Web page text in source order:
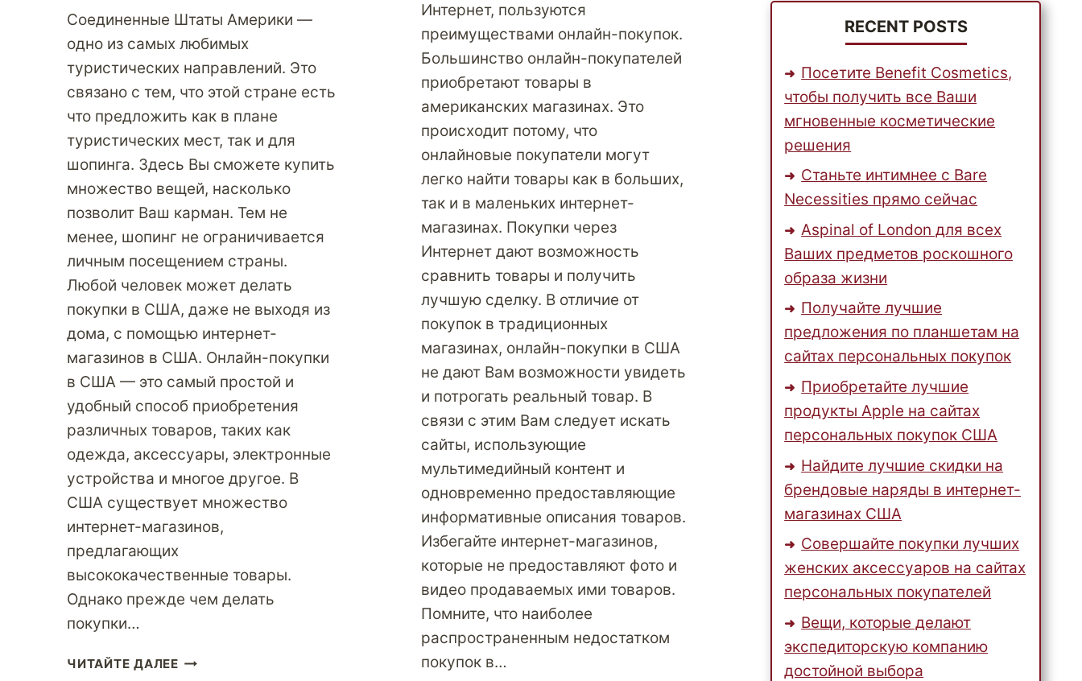
Соединенные Штаты Америки —
одно из самых любимых
туристических направлений. Это
связано с тем, что этой стране есть
что предложить как в плане
туристических мест, так и для
шопинга. Здесь Вы сможете купить
множество вещей, насколько
позволит Ваш карман. Тем не
менее, шопинг не ограничивается
личным посещением страны.
Любой человек может делать
покупки в США, даже не выходя из
дома, с помощью интернет-
магазинов в США. Онлайн-покупки
в США — это самый простой и
удобный способ приобретения
различных товаров, таких как
одежда, аксессуары, электронные
устройства и многое другое. В
США существует множество
интернет-магазинов,
предлагающих
высококачественные товары.
Однако прежде чем делать
покупки…
ЧИТАЙТЕ ДАЛЕЕОНЛАЙН-
Интернет, пользуются
преимуществами онлайн-покупок.
Большинство онлайн-покупателей
приобретают товары в
американских магазинах. Это
происходит потому, что
онлайновые покупатели могут
легко найти товары как в больших,
так и в маленьких интернет-
магазинах. Покупки через
Интернет дают возможность
сравнить товары и получить
лучшую сделку. В отличие от
покупок в традиционных
магазинах, онлайн-покупки в США
не дают Вам возможности увидеть
и потрогать реальный товар. В
связи с этим Вам следует искать
сайты, использующие
мультимедийный контент и
одновременно предоставляющие
информативные описания товаров.
Избегайте интернет-магазинов,
которые не предоставляют фото и
видео продаваемых ими товаров.
Помните, что наиболее
распространенным недостатком
покупок в…
RECENT POSTS
Посетите Benefit Cosmetics,
чтобы получить все Ваши
мгновенные косметические
решения
Станьте интимнее с Bare
Necessities прямо сейчас
Aspinal of London для всех
Ваших предметов роскошного
образа жизни
Получайте лучшие
предложения по планшетам на
сайтах персональных покупок
Приобретайте лучшие
продукты Apple на сайтах
персональных покупок США
Найдите лучшие скидки на
брендовые наряды в интернет-
магазинах США
Совершайте покупки лучших
женских аксессуаров на сайтах
персональных покупателей
Вещи, которые делают
экспедиторскую компанию
достойной выбора